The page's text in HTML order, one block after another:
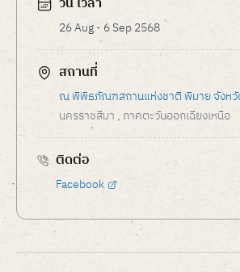
26 Aug - 6 Sep 2568
สถานที่
ณ พิพิธภัณฑสถานแห่งชาติ พิมาย จังหวั
นครราชสีมา , ภาคตะวันออกเฉียงเหนือ
ติดต่อ
Facebook